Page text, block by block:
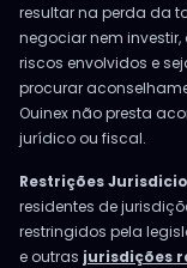
resultar na perda da
negociar nem
riscos envolvidos e
procurar
Ouinex não presta
jurídico ou fiscal.
Restrições
residentes de
restringidos pela
e outras jurisdições